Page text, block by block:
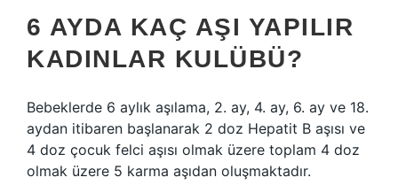
6 AYDA KAÇ AŞI YAPILIR
KADINLAR KULÜBÜ?
Bebeklerde 6 aylık aşılama, 2. ay, 4. ay, 6. ay ve 18.
aydan itibaren başlanarak 2 doz Hepatit B aşısı ve
4 doz çocuk felci aşısı olmak üzere toplam 4 doz
olmak üzere 5 karma aşıdan oluşmaktadır.